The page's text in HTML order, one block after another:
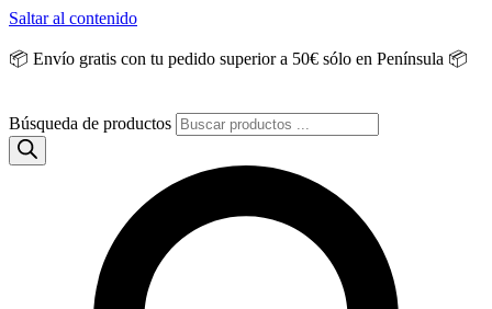
Saltar al contenido
📦 Envío gratis con tu pedido superior a 50€ sólo en Península 📦
Búsqueda de productos